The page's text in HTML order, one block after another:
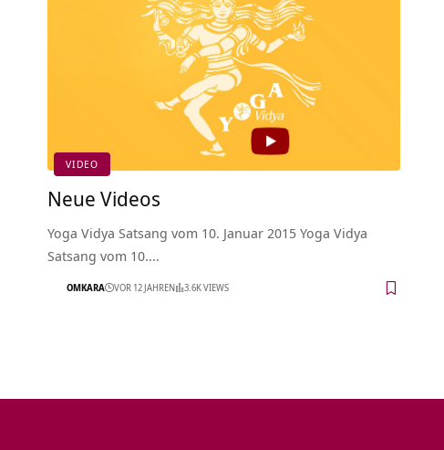
VIDEO
Neue Videos
Yoga Vidya Satsang vom 10. Januar 2015 Yoga Vidya
Satsang vom 10.…
OMKARA VOR 12 JAHREN 3.6K VIEWS